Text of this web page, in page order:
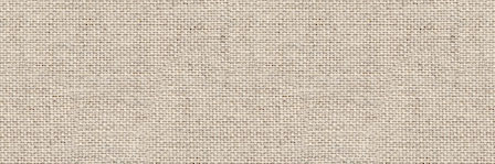
家族割 団体割 学生割
期間：2018年1月1日～3月31日
----------------------------------------
【2017/7/31】
2017年秋キャンペーン情報！
詳細はキャンペーン情報をクリック！